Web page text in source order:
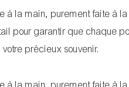
pour garantir que chaque
précieux souvenir.